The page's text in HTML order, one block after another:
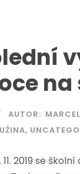
AUTOR:
,
2019 se